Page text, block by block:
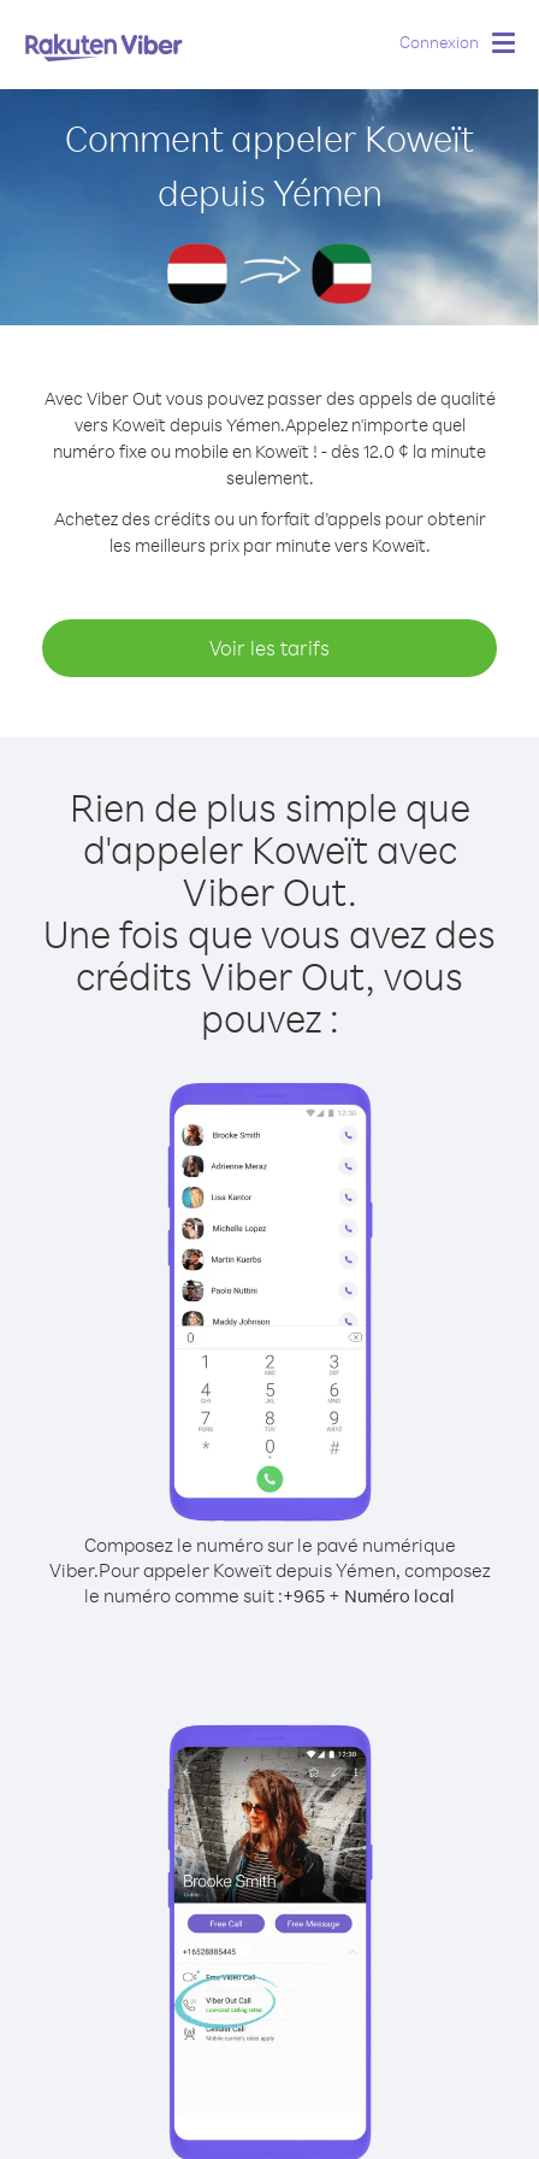
Connexion
Comment appeler Koweït
depuis Yémen
Avec Viber Out vous pouvez passer des appels de qualité
vers Koweït depuis Yémen.Appelez n'importe quel
numéro fixe ou mobile en Koweït ! - dès 12.0 ¢ la minute
seulement.
Achetez des crédits ou un forfait d’appels pour obtenir
les meilleurs prix par minute vers Koweït.
Voir les tarifs
Rien de plus simple que
d'appeler Koweït avec
Viber Out.
Une fois que vous avez des
crédits Viber Out, vous
pouvez :
Composez le numéro sur le pavé numérique
Viber.Pour appeler Koweït depuis Yémen, composez
le numéro comme suit :+965 + Numéro local